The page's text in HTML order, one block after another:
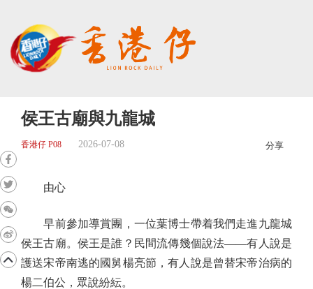
侯王古廟與九龍城
香港仔 P08 2026-07-08 分享
由心
早前參加導賞團，一位葉博士帶着我們走進九龍城
侯王古廟。侯王是誰？民間流傳幾個說法——有人說是
護送宋帝南逃的國舅楊亮節，有人說是曾替宋帝治病的
楊二伯公，眾說紛紜。